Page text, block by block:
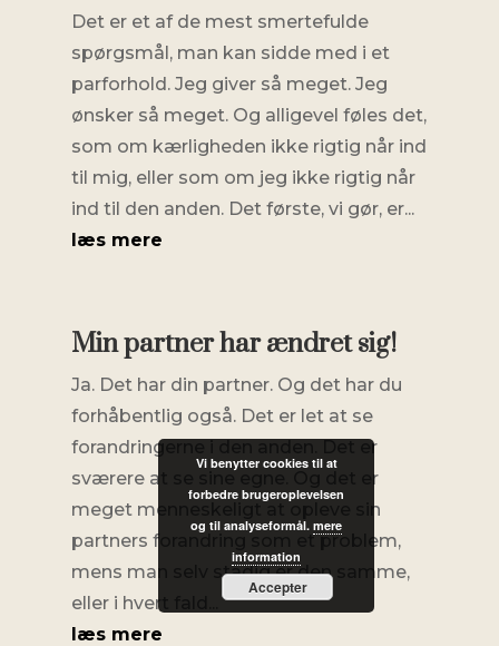
Det er et af de mest smertefulde
spørgsmål, man kan sidde med i et
parforhold. Jeg giver så meget. Jeg
ønsker så meget. Og alligevel føles det,
som om kærligheden ikke rigtig når ind
til mig, eller som om jeg ikke rigtig når
ind til den anden. Det første, vi gør, er...
læs mere
Min partner har ændret sig!
Ja. Det har din partner. Og det har du
forhåbentlig også. Det er let at se
forandringerne i den anden. Det er
sværere at se sine egne. Og det er
meget menneskeligt at opleve sin
partners forandring som et problem,
mens man selv stadig er den samme,
eller i hvert fald...
læs mere
Vi benytter cookies til at
forbedre brugeroplevelsen
og til analyseformål. mere
information
Accepter